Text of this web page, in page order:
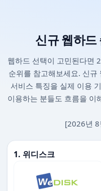
신규 웹하드
웹하드 선택이 고민된다면
순위를 참고해보세요. 신
서비스 특징을 실제 이용
이용하는 분들도 흐름을 이
[2026년
1. 위디스크